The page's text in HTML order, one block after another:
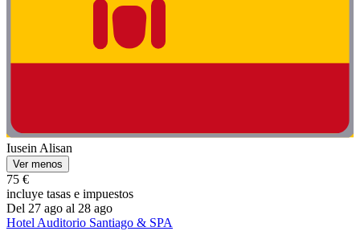
Iusein Alisan
Ver menos
75 €
incluye tasas e impuestos
Del 27 ago al 28 ago
Hotel Auditorio Santiago & SPA